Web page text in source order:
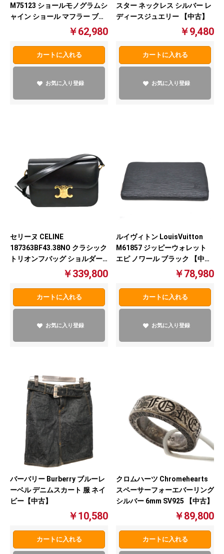
M75123 ショールモノグラムシ
ャイン ショール マフラー ブラ
ック シルバー 【中古】￥62,980
カートに入れる
お気に入り登録
スター ネックレス シルバー レ
ディースジュエリー 【中古】
￥9,480
カートに入れる
お気に入り登録
セリーヌ CELINE
187363BF43.38NO クラシック
トリオンフバッグ ショルダー
バッグ レディース レザー ブラ
￥339,800
カートに入れる
お気に入り登録
ルイヴィトン LouisVuitton
M61857 ジッピーウォレット
エピ ノワール ブラック 【中
￥78,980
カートに入れる
お気に入り登録
バーバリー Burberry ブルーレ
ーベル デニムスカート 服 ネイ
ビー【中古】
￥10,580
カートに入れる
クロムハーツ Chromehearts
スペーサーフォーエバーリング
シルバー 6mm SV925 【中古】
￥89,800
カートに入れる